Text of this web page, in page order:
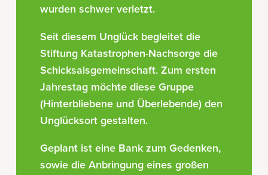
wurden schwer verletzt.
Seit diesem Unglück begleitet die
Stiftung Katastrophen-Nachsorge die
Schicksalsgemeinschaft. Zum ersten
Jahrestag möchte diese Gruppe
(Hinterbliebene und Überlebende) den
Unglücksort gestalten.
Geplant ist eine Bank zum Gedenken,
sowie die Anbringung eines großen